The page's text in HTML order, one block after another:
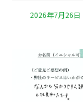
2026年7月26日